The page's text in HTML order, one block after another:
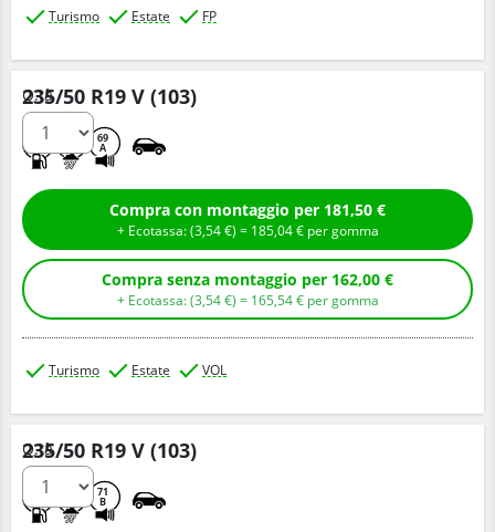
Turismo Estate FP
235/50 R19 V (103)
69
A
Q.tà
Compra con montaggio per 181,50 €
+ Ecotassa: (3,54€ ) = 185,04€ per gomma
Compra senza montaggio per 162,00 €
+ Ecotassa: (3,54€ ) = 165,54€ per gomma
Turismo Estate VOL
235/50 R19 V (103)
71
B
Q.tà